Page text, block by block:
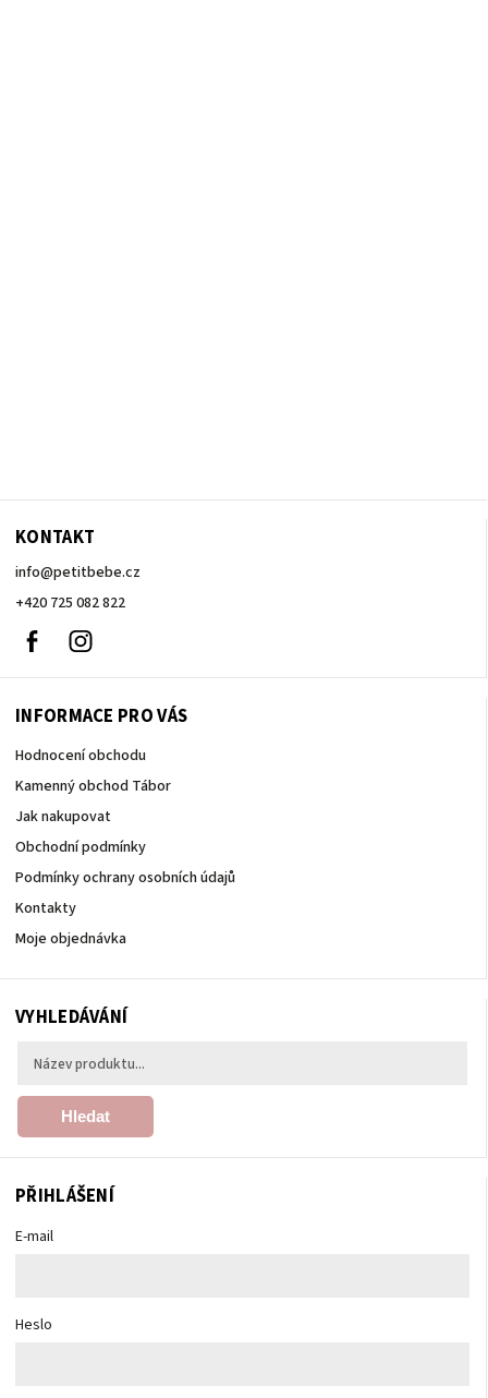
KONTAKT
info@petitbebe.cz
+420 725 082 822
Facebook
INFORMACE PRO VÁS
Hodnocení obchodu
Kamenný obchod Tábor
Jak nakupovat
Obchodní podmínky
Podmínky ochrany osobních údajů
Kontakty
Moje objednávka
VYHLEDÁVÁNÍ
Hledat
PŘIHLÁŠENÍ
E-mail
Heslo